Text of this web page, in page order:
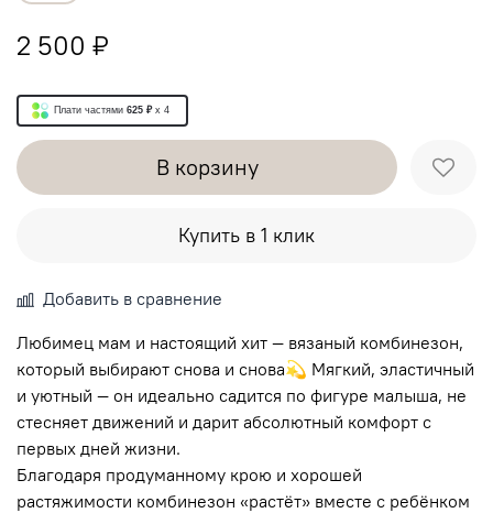
2 500 ₽
Плати частями 625 ₽ x 4
В корзину
Купить в 1 клик
Добавить в сравнение
Любимец мам и настоящий хит — вязаный комбинезон,
который выбирают снова и снова💫 Мягкий, эластичный
и уютный — он идеально садится по фигуре малыша, не
стесняет движений и дарит абсолютный комфорт с
первых дней жизни.
Благодаря продуманному крою и хорошей
растяжимости комбинезон «растёт» вместе с ребёнком